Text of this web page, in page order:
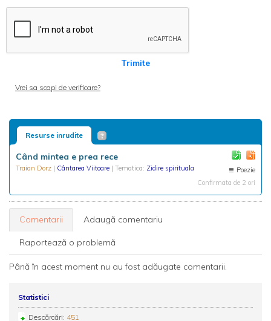
Trimite
Vrei sa scapi de verificare?
Resurse inrudite
Când mintea e prea rece
Traian Dorz | Cântarea Viitoare | Tematica: Zidire spirituala
Poezie
Confirmata de 2 ori
Comentarii Adaugă comentariu
Raportează o problemă
Până în acest moment nu au fost adăugate comentarii.
Statistici
Descărcări: 451